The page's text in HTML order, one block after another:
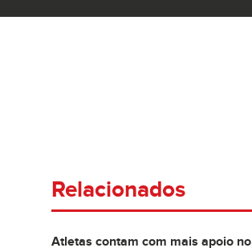
Relacionados
Atletas contam com mais apoio no